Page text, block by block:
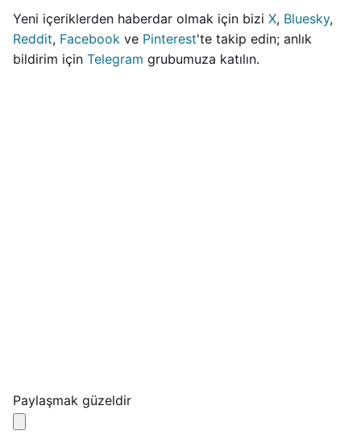
Yeni içeriklerden haberdar olmak için bizi X, Bluesky,
Reddit, Facebook ve Pinterest'te takip edin; anlık
bildirim için Telegram grubumuza katılın.
Paylaşmak güzeldir